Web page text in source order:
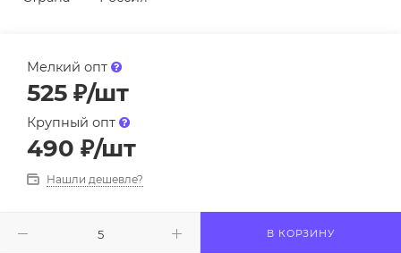
Мелкий опт
525 ₽/шт
Крупный опт
490 ₽/шт
Нашли дешевле?
В КОРЗИНУ